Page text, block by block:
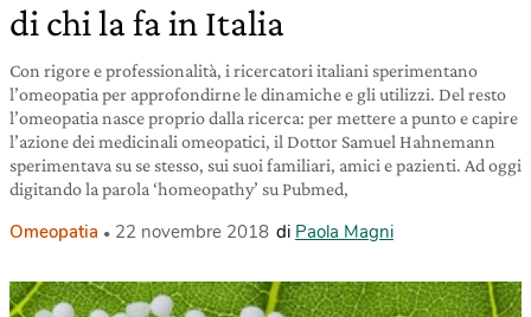
di chi la fa in Italia
Con rigore e professionalità, i ricercatori italiani sperimentano
l’omeopatia per approfondirne le dinamiche e gli utilizzi. Del resto
l’omeopatia nasce proprio dalla ricerca: per mettere a punto e capire
l’azione dei medicinali omeopatici, il Dottor Samuel Hahnemann
sperimentava su se stesso, sui suoi familiari, amici e pazienti. Ad oggi
digitando la parola ‘homeopathy’ su Pubmed,
Omeopatia 22 novembre 2018 di Paola Magni